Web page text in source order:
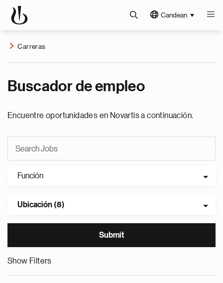
Candean
Carreras
Buscador de empleo
Encuentre oportunidades en Novartis a continuación.
Función
Ubicación (8)
Show Filters